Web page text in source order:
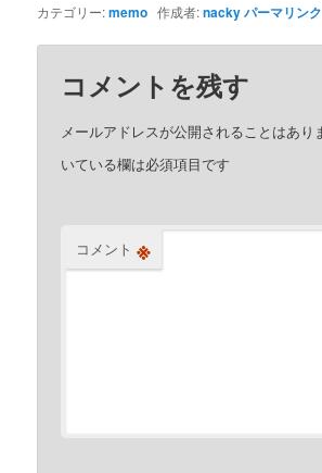
カテゴリー:memo 作成者:nackyパーマリンク
コメントを残す
メールアドレスが公開されることはあり
いている欄は必須項目です
コメント ※